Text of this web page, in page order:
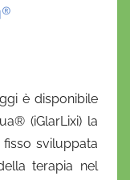
è disponibile
(iGlarLixi) la
sviluppata
terapia nel